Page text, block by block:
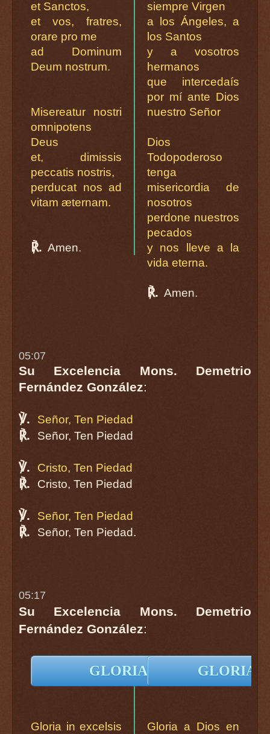
et Sanctos,
et vos, fratres,
orare pro me
ad Dominum
Deum nostrum.
Misereatur nostri
omnipotens
Deus
et, dimissis
peccatis nostris,
perducat nos ad
vitam æternam.
℟. Amen.
siempre Virgen
a los Ángeles, a
los Santos
y a vosotros
hermanos
que intercedaís
por mí ante Dios
nuestro Señor
Dios
Todopoderoso
tenga
misericordia de
nosotros
perdone nuestros
pecados
y nos lleve a la
vida eterna.
℟. Amen.
05:07
Su Excelencia Mons. Demetrio
Fernández González:
℣. Señor, Ten Piedad
℟. Señor, Ten Piedad
℣. Cristo, Ten Piedad
℟. Cristo, Ten Piedad
℣. Señor, Ten Piedad
℟. Señor, Ten Piedad.
05:17
Su Excelencia Mons. Demetrio
Fernández González:
GLORIA en Latín
Gloria in excelsis
GLORIA
Gloria a Dios en